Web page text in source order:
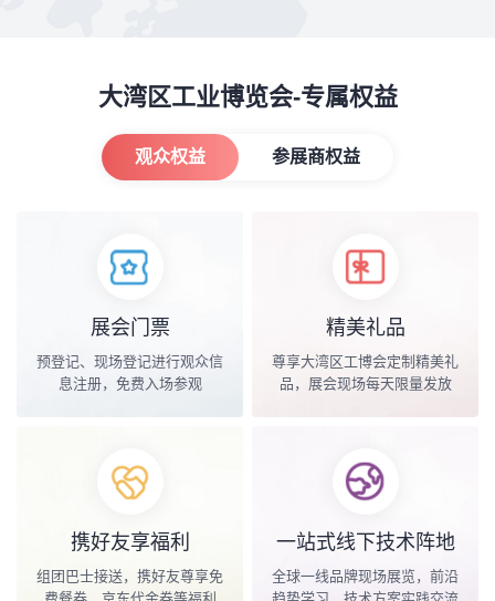
大湾区工业博览会-专属权益
观众权益 参展商权益
展会门票
预登记、现场登记进行观众信
息注册，免费入场参观
精美礼品
尊享大湾区工博会定制精美礼
品，展会现场每天限量发放
携好友享福利
组团巴士接送，携好友尊享免
一站式线下技术阵地
全球一线品牌现场展览，前沿